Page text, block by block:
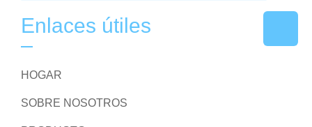
Enlaces útiles
HOGAR
SOBRE NOSOTROS